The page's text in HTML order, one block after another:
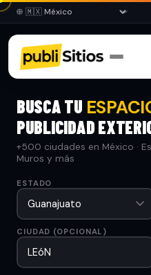
BUSCA TU
PUBLICIDAD
+500 ciudades en México ·
Muros y más
ESTADO
CIUDAD (OPCIONAL)